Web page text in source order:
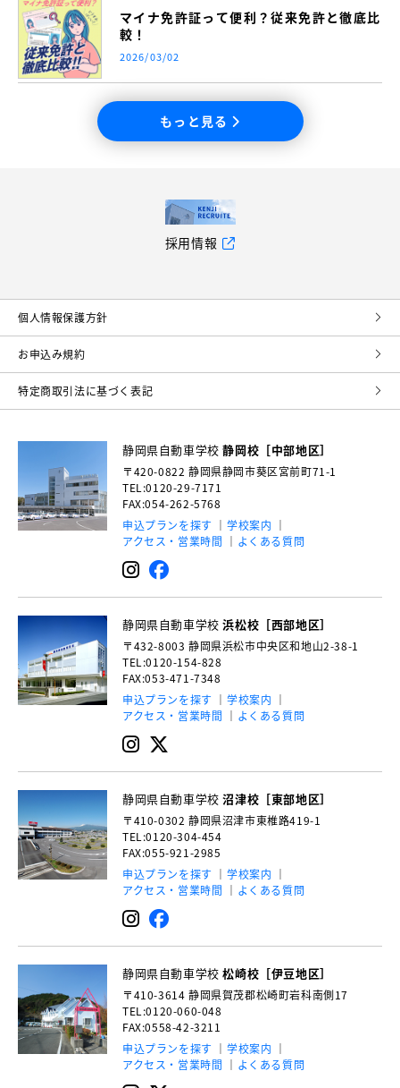
マイナ免許証って便利？従来免許と徹底比
較！
2026/03/02
もっと見る
採用情報
個⼈情報保護⽅針
お申込み規約
特定商取引法に基づく表記
静岡県自動車学校静岡校［中部地区］
〒420-0822 静岡県静岡市葵区宮前町71-1
TEL:0120-29-7171
FAX:054-262-5768
申込プランを探す
学校案内
アクセス・営業時間
よくある質問
静岡県自動車学校浜松校［西部地区］
〒432-8003 静岡県浜松市中央区和地山2-38-1
TEL:0120-154-828
FAX:053-471-7348
申込プランを探す
学校案内
アクセス・営業時間
よくある質問
静岡県自動車学校沼津校［東部地区］
〒410-0302 静岡県沼津市東椎路419-1
TEL:0120-304-454
FAX:055-921-2985
申込プランを探す
学校案内
アクセス・営業時間
よくある質問
静岡県自動車学校松崎校［伊豆地区］
〒410-3614 静岡県賀茂郡松崎町岩科南側17
TEL:0120-060-048
FAX:0558-42-3211
申込プランを探す
学校案内
アクセス・営業時間
よくある質問